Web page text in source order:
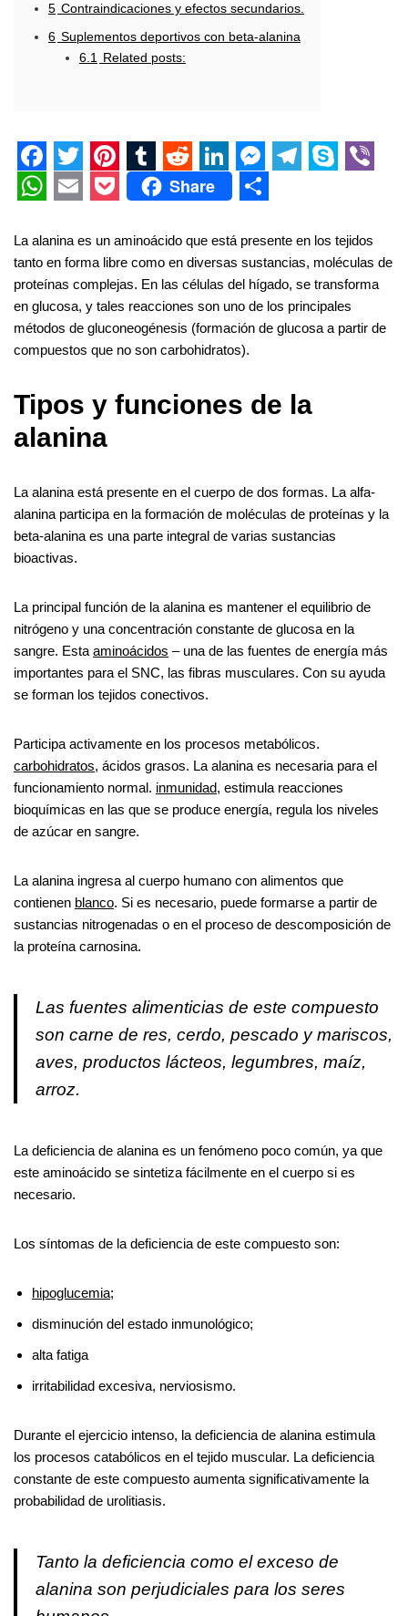
5 Contraindicaciones y efectos secundarios.
6 Suplementos deportivos con beta-alanina
6.1 Related posts:
F
c
e
b
o
o
k
T
i
t
t
e
r
P
n
t
e
r
e
t
T
m
b
l
r
R
d
d
i
t
L
n
k
e
d
I
M
s
s
e
n
g
r
l
e
g
r
m
y
p
e
b
e
r
h
a
t
s
A
p
p
m
a
i
l
o
c
k
e
t
Share
h
a
r
e
La alanina es un aminoácido que está presente en los tejidos
tanto en forma libre como en diversas sustancias, moléculas de
proteínas complejas. En las células del hígado, se transforma
en glucosa, y tales reacciones son uno de los principales
métodos de gluconeogénesis (formación de glucosa a partir de
compuestos que no son carbohidratos).
Tipos y funciones de la
alanina
La alanina está presente en el cuerpo de dos formas. La alfa-
alanina participa en la formación de moléculas de proteínas y la
beta-alanina es una parte integral de varias sustancias
bioactivas.
La principal función de la alanina es mantener el equilibrio de
nitrógeno y una concentración constante de glucosa en la
sangre. Esta aminoácidos – una de las fuentes de energía más
importantes para el SNC, las fibras musculares. Con su ayuda
se forman los tejidos conectivos.
Participa activamente en los procesos metabólicos.
carbohidratos, ácidos grasos. La alanina es necesaria para el
funcionamiento normal. inmunidad, estimula reacciones
bioquímicas en las que se produce energía, regula los niveles
de azúcar en sangre.
La alanina ingresa al cuerpo humano con alimentos que
contienen blanco. Si es necesario, puede formarse a partir de
sustancias nitrogenadas o en el proceso de descomposición de
la proteína carnosina.
Las fuentes alimenticias de este compuesto
son carne de res, cerdo, pescado y mariscos,
aves, productos lácteos, legumbres, maíz,
arroz.
La deficiencia de alanina es un fenómeno poco común, ya que
este aminoácido se sintetiza fácilmente en el cuerpo si es
necesario.
Los síntomas de la deficiencia de este compuesto son:
hipoglucemia;
disminución del estado inmunológico;
alta fatiga
irritabilidad excesiva, nerviosismo.
Durante el ejercicio intenso, la deficiencia de alanina estimula
los procesos catabólicos en el tejido muscular. La deficiencia
constante de este compuesto aumenta significativamente la
probabilidad de urolitiasis.
Tanto la deficiencia como el exceso de
alanina son perjudiciales para los seres